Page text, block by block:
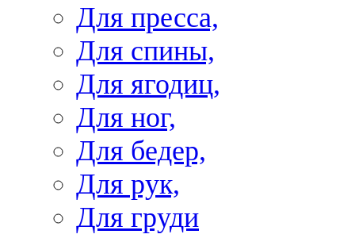
Для пресса,
Для спины,
Для ягодиц,
Для ног,
Для бедер,
Для рук,
Для груди